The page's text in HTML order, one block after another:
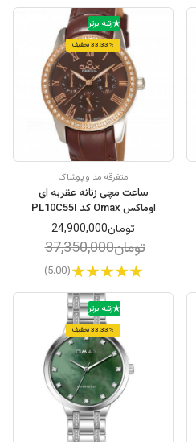
رتبه برتر
33.33% تخفیف
متفرقه مد و پوشاک
ساعت مچی زنانه عقربه ای
اوماکس Omax کد PL10C55I
تومان24,900,000
تومان37,350,000
(5.00)
رتبه برتر
33.33% تخفیف